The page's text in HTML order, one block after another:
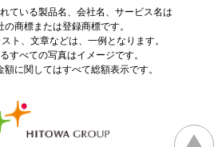
選ぶ時のポイント
ついて
ている製品名、会社名、サービス名は
の商標または登録商標です。
ト、文章などは、一例となります。
すべての写真はイメージです。
に関してはすべて総額表示です。